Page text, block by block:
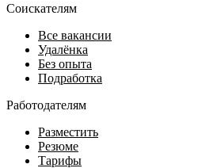
Соискателям
Все вакансии
Удалёнка
Без опыта
Подработка
Работодателям
Разместить
Резюме
Тарифы